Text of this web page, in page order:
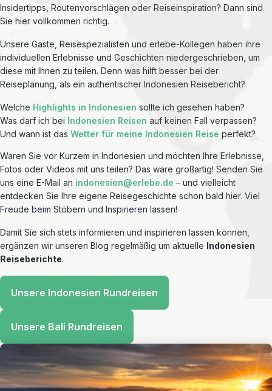
Insidertipps, Routenvorschlägen oder Reiseinspiration? Dann sind
Sie hier vollkommen richtig.
Unsere Gäste, Reisespezialisten und erlebe-Kollegen haben ihre
individuellen Erlebnisse und Geschichten niedergeschrieben, um
diese mit Ihnen zu teilen. Denn was hilft besser bei der
Reiseplanung, als ein authentischer Indonesien Reisebericht?
Welche Highlights in Indonesien sollte ich gesehen haben?
Was darf ich bei Indonesien Reisen auf keinen Fall verpassen?
Und wann ist das Wetter für meine Indonesien Reise perfekt?
Waren Sie vor Kurzem in Indonesien und möchten Ihre Erlebnisse,
Fotos oder Videos mit uns teilen? Das wäre großartig! Senden Sie
uns eine E-Mail an indonesien@erlebe.de – und vielleicht
entdecken Sie Ihre eigene Reisegeschichte schon bald hier. Viel
Freude beim Stöbern und Inspirieren lassen!
Damit Sie sich stets informieren und inspirieren lassen können,
ergänzen wir unseren Blog regelmäßig um aktuelle Indonesien
Reiseberichte.
Unsere Indonesien Rundreisen
Unsere Bali Rundreisen